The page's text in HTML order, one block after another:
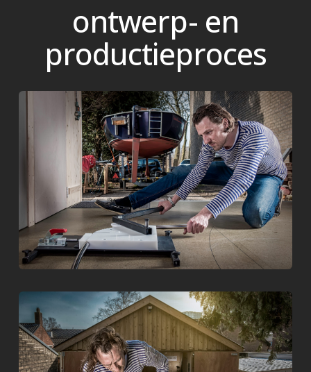
ontwerp- en
productieproces